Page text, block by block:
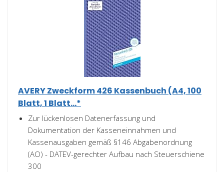
AVERY Zweckform 426 Kassenbuch (A4, 100
Blatt, 1 Blatt...*
Zur lückenlosen Datenerfassung und
Dokumentation der Kasseneinnahmen und
Kassenausgaben gemäß §146 Abgabenordnung
(AO) - DATEV-gerechter Aufbau nach Steuerschiene
300